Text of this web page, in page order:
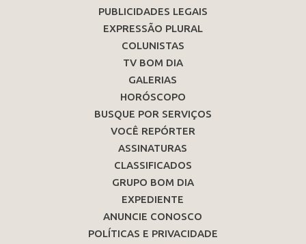
PUBLICIDADES LEGAIS
EXPRESSÃO PLURAL
COLUNISTAS
TV BOM DIA
GALERIAS
HORÓSCOPO
BUSQUE POR SERVIÇOS
VOCÊ REPÓRTER
ASSINATURAS
CLASSIFICADOS
GRUPO BOM DIA
EXPEDIENTE
ANUNCIE CONOSCO
POLÍTICAS E PRIVACIDADE